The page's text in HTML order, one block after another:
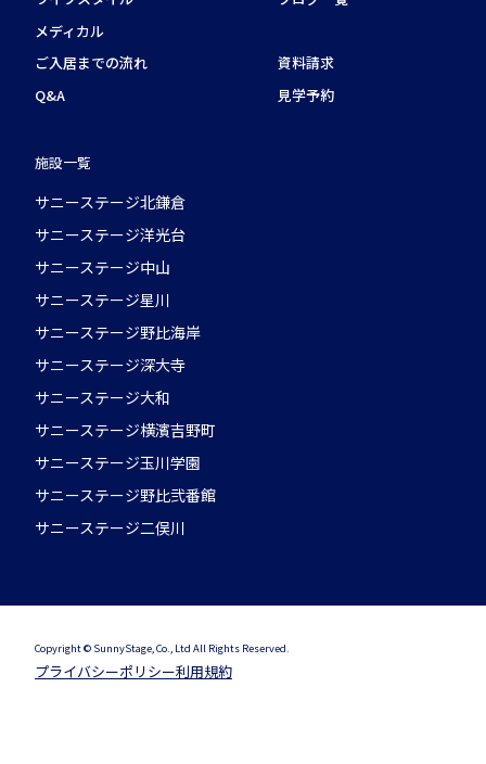
メディカル
ご入居までの流れ
Q&A
施設一覧
サニーステージ北鎌倉
サニーステージ洋光台
サニーステージ中山
サニーステージ星川
サニーステージ野比海岸
サニーステージ深大寺
サニーステージ大和
サニーステージ横濱吉野町
サニーステージ玉川学園
サニーステージ野比弐番館
サニーステージ二俣川
資料請求
見学予約
Copyright © SunnyStage, Co., Ltd All Rights Reserved.
プライバシーポリシー利用規約